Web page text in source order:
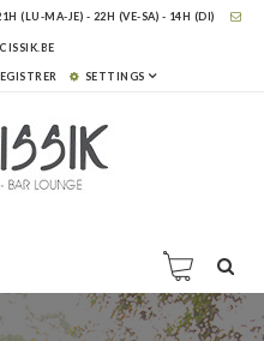
(LU-MA-JE) - 22H (VE-SA) - 14H (DI)
SETTINGS